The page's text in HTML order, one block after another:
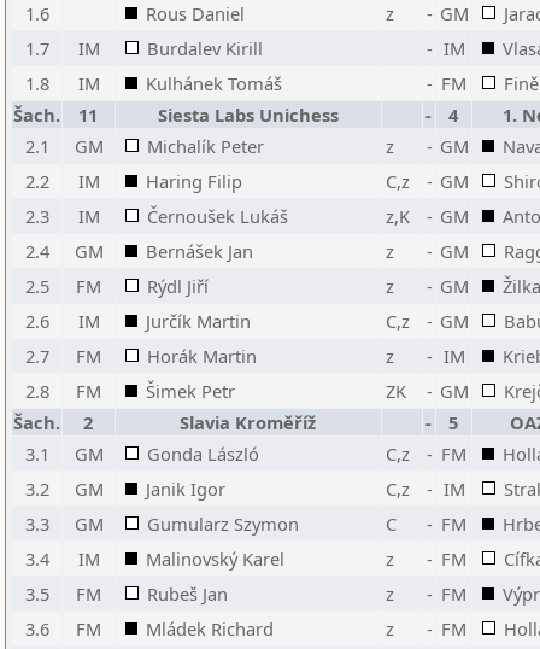
1.6
Rous Daniel z - GM
1.7
IM Burdalev Kirill - IM
1.8
IM Kulhánek Tomáš - FM
Šach.
11 Siesta Labs Unichess - 4
1.
2.1
GM Michalík Peter z - GM
2.2
IM Haring Filip C,z - GM
2.3
IM Černoušek Lukáš z,K - GM
2.4
GM Bernášek Jan z - GM
2.5
FM Rýdl Jiří z - GM
2.6
IM Jurčík Martin C,z - GM
2.7
FM Horák Martin z - IM
2.8
FM Šimek Petr ZK - GM
Šach.
2 Slavia Kroměříž - 5
3.1
GM Gonda László C,z - FM
3.2
GM Janik Igor C,z - IM
3.3
GM Gumularz Szymon C - FM
3.4
IM Malinovský Karel z - FM
3.5
FM Rubeš Jan z - FM
3.6
FM Mládek Richard z - FM